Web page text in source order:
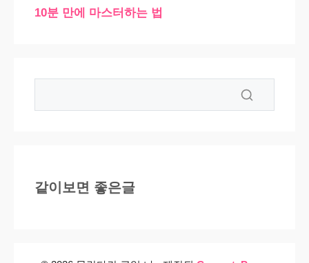
10분 만에 마스터하는 법
같이보면 좋은글